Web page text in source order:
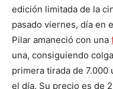
edición limitada de la
pasado viernes, día en
Pilar amaneció con una
una, consiguiendo
primera tirada de
el día. Su precio es de